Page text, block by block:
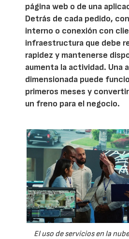
página web o de una
Detrás de cada pedido,
interno o conexión con
infraestructura que debe
rapidez y mantenerse
aumenta la actividad. Una
dimensionada puede
primeros meses y
un freno para el negocio.
El uso de servicios en la